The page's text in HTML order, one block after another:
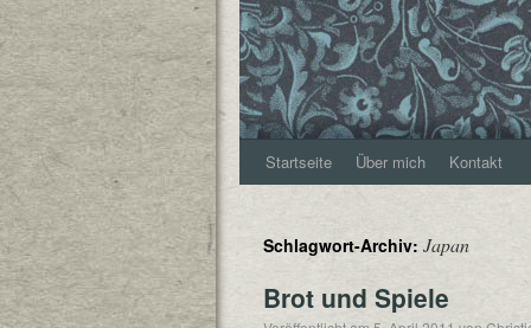
Startseite Über mich Kontakt
Schlagwort-Archiv: Japan
Brot und Spiele